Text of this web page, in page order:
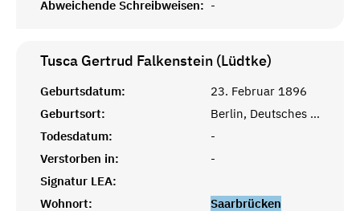
Abweichende Schreibweisen: -
Tusca Gertrud Falkenstein (Lüdtke)
Geburtsdatum:
23. Februar 1896
Geburtsort:
Berlin, Deutsches Reich
Todesdatum:
-
Verstorben in:
-
Signatur LEA:
Wohnort:
Saarbrücken